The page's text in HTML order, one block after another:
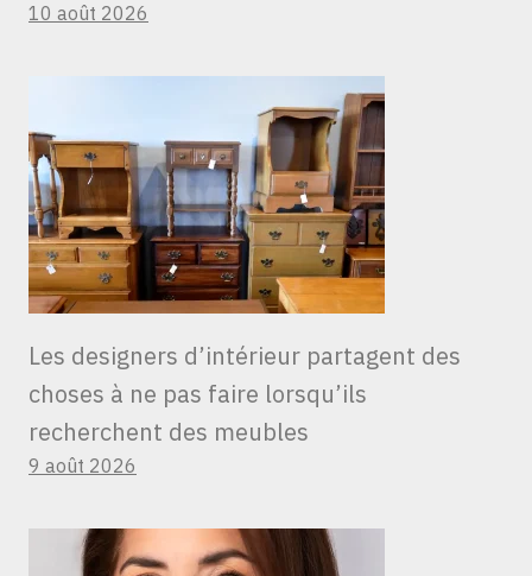
10 août 2026
Les designers d’intérieur partagent des
choses à ne pas faire lorsqu’ils
recherchent des meubles
9 août 2026